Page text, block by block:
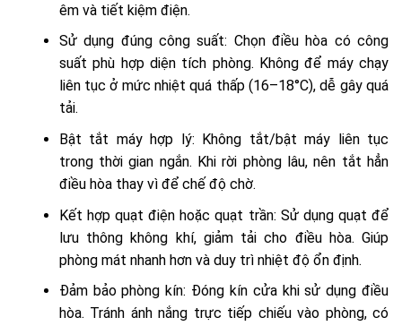
êm và tiết kiệm điện.
Sử dụng đúng công suất: Chọn điều hòa có công
suất phù hợp diện tích phòng. Không để máy chạy
liên tục ở mức nhiệt quá thấp (16–18°C), dễ gây quá
tải.
Bật tắt máy hợp lý: Không tắt/bật máy liên tục
trong thời gian ngắn. Khi rời phòng lâu, nên tắt hẳn
điều hòa thay vì để chế độ chờ.
Kết hợp quạt điện hoặc quạt trần: Sử dụng quạt để
lưu thông không khí, giảm tải cho điều hòa. Giúp
phòng mát nhanh hơn và duy trì nhiệt độ ổn định.
Đảm bảo phòng kín: Đóng kín cửa khi sử dụng điều
hòa. Tránh ánh nắng trực tiếp chiếu vào phòng, có